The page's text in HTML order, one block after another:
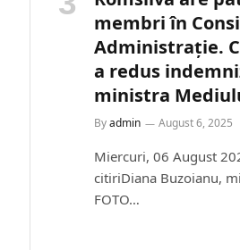
membri în
Administrație.
a redus
ministra
Byadmin August 6, 2025
Miercuri, 06 August
citiriDiana Buzoianu,
FOTO…